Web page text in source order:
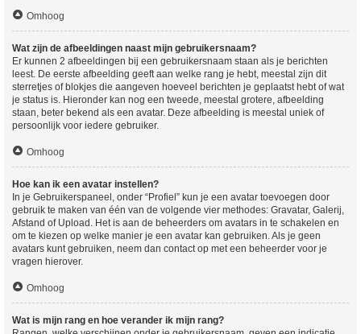
Omhoog
Wat zijn de afbeeldingen naast mijn gebruikersnaam?
Er kunnen 2 afbeeldingen bij een gebruikersnaam staan als je berichten
leest. De eerste afbeelding geeft aan welke rang je hebt, meestal zijn dit
sterretjes of blokjes die aangeven hoeveel berichten je geplaatst hebt of wat
je status is. Hieronder kan nog een tweede, meestal grotere, afbeelding
staan, beter bekend als een avatar. Deze afbeelding is meestal uniek of
persoonlijk voor iedere gebruiker.
Omhoog
Hoe kan ik een avatar instellen?
In je Gebruikerspaneel, onder “Profiel” kun je een avatar toevoegen door
gebruik te maken van één van de volgende vier methodes: Gravatar, Galerij,
Afstand of Upload. Het is aan de beheerders om avatars in te schakelen en
om te kiezen op welke manier je een avatar kan gebruiken. Als je geen
avatars kunt gebruiken, neem dan contact op met een beheerder voor je
vragen hierover.
Omhoog
Wat is mijn rang en hoe verander ik mijn rang?